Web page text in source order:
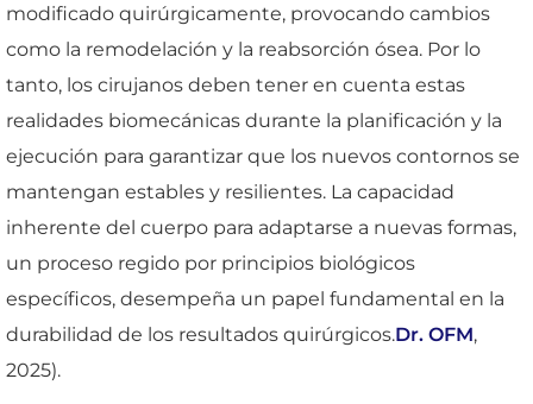
modificado quirúrgicamente, provocando cambios
como la remodelación y la reabsorción ósea. Por lo
tanto, los cirujanos deben tener en cuenta estas
realidades biomecánicas durante la planificación y la
ejecución para garantizar que los nuevos contornos se
mantengan estables y resilientes. La capacidad
inherente del cuerpo para adaptarse a nuevas formas,
un proceso regido por principios biológicos
específicos, desempeña un papel fundamental en la
durabilidad de los resultados quirúrgicos.Dr. OFM,
2025).